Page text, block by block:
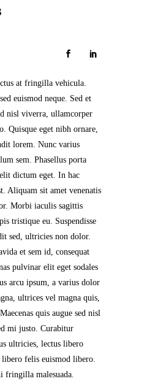
at fringilla vehicula.
euismod neque. Sed et
nisl viverra, ullamcorper
Quisque eget nibh ornare,
lorem. Nunc varius
sem. Phasellus porta
dictum eget. In hac
Aliquam sit amet venenatis
Morbi iaculis sagittis
tristique eu. Suspendisse
sed, ultricies non dolor.
et sem id, consequat
pulvinar elit eget sodales
arcu ipsum, a varius dolor
ultrices vel magna quis,
quis augue sed nisl
mi justo. Curabitur
ultricies, lectus libero
felis euismod libero.
fringilla malesuada.